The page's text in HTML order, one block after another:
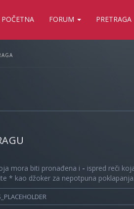
POČETNA FORUM PRETRAGA
mora biti pronađena i - ispred reči
* kao džoker za nepotpuna poklapanja.